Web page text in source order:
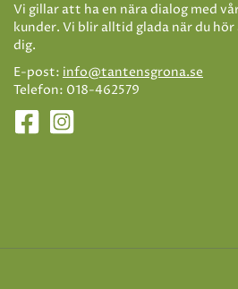
Vi gillar att ha en nära dialog med
kunder. Vi blir alltid glada när du hör
dig.
E-post: info@tantensgrona.se
Telefon: 018-462579